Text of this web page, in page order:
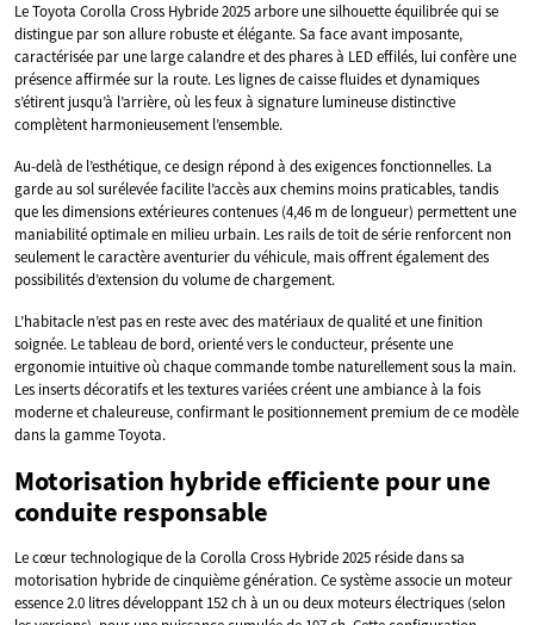
Le Toyota Corolla Cross Hybride 2025 arbore une silhouette équilibrée qui se
distingue par son allure robuste et élégante. Sa face avant imposante,
caractérisée par une large calandre et des phares à LED effilés, lui confère une
présence affirmée sur la route. Les lignes de caisse fluides et dynamiques
s’étirent jusqu’à l’arrière, où les feux à signature lumineuse distinctive
complètent harmonieusement l’ensemble.
Au-delà de l’esthétique, ce design répond à des exigences fonctionnelles. La
garde au sol surélevée facilite l’accès aux chemins moins praticables, tandis
que les dimensions extérieures contenues (4,46 m de longueur) permettent une
maniabilité optimale en milieu urbain. Les rails de toit de série renforcent non
seulement le caractère aventurier du véhicule, mais offrent également des
possibilités d’extension du volume de chargement.
L’habitacle n’est pas en reste avec des matériaux de qualité et une finition
soignée. Le tableau de bord, orienté vers le conducteur, présente une
ergonomie intuitive où chaque commande tombe naturellement sous la main.
Les inserts décoratifs et les textures variées créent une ambiance à la fois
moderne et chaleureuse, confirmant le positionnement premium de ce modèle
dans la gamme Toyota.
Motorisation hybride efficiente pour une
conduite responsable
Le cœur technologique de la Corolla Cross Hybride 2025 réside dans sa
motorisation hybride de cinquième génération. Ce système associe un moteur
essence 2.0 litres développant 152 ch à un ou deux moteurs électriques (selon